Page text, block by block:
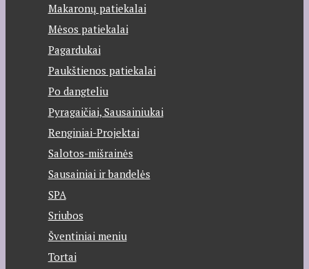
Makaronų patiekalai
Mėsos patiekalai
Pagardukai
Paukštienos patiekalai
Po dangteliu
Pyragaičiai, Sausainiukai
Renginiai-Projektai
Salotos-mišrainės
Sausainiai ir bandelės
SPA
Sriubos
Šventiniai meniu
Tortai